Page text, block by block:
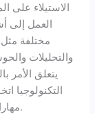
الاستيلاء على
العمل إلى
مختلفة مثل
والتحليلات
يتعلق الأمر
التكنولوجيا
مهارات التفكير النقدي ضرورية للقادة وكذلك للفرق.